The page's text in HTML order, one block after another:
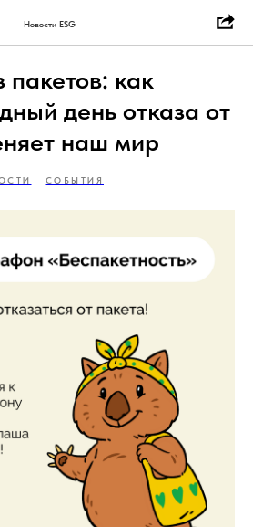
Новости ESG
пакетов: как
день отказа от
наш мир
СОБЫТИЯ